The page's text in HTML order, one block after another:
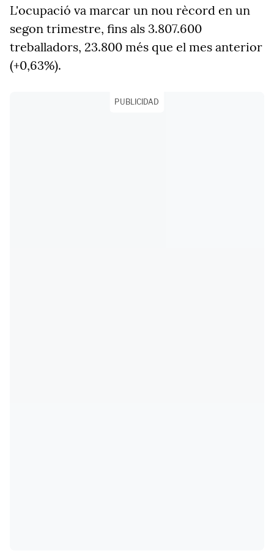
L'ocupació va marcar un nou rècord en un
segon trimestre, fins als 3.807.600
treballadors, 23.800 més que el mes anterior
(+0,63%).
PUBLICIDAD